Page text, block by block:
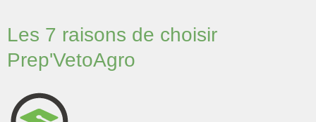
Les 7 raisons de choisir
Prep'VetoAgro